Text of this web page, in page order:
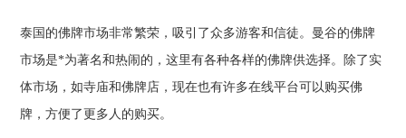
泰国的佛牌市场非常繁荣，吸引了众多游客和信徒。曼谷的佛牌
市场是*为著名和热闹的，这里有各种各样的佛牌供选择。除了实
体市场，如寺庙和佛牌店，现在也有许多在线平台可以购买佛
牌，方便了更多人的购买。